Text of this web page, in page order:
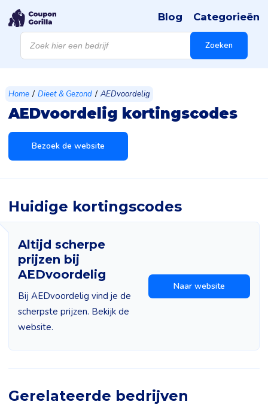
Producten
zoeken Zoeken
Blog Categorieën
Home / Dieet & Gezond / AEDvoordelig
AEDvoordelig kortingscodes
Bezoek de website
Huidige kortingscodes
Altijd scherpe
prijzen bij
AEDvoordelig
Bij AEDvoordelig vind je de
scherpste prijzen. Bekijk de
website.
Naar website
Gerelateerde bedrijven